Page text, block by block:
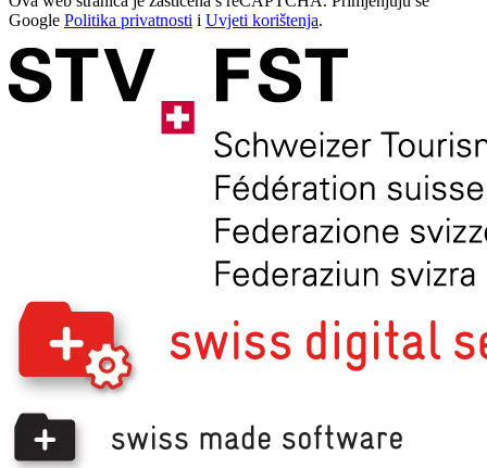
Google Politika privatnosti i Uvjeti korištenja.